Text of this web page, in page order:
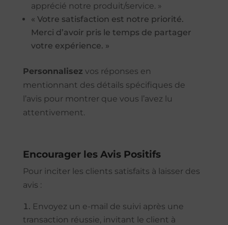
apprécié notre produit/service. »
« Votre satisfaction est notre priorité.
Merci d’avoir pris le temps de partager
votre expérience. »
Personnalisez vos réponses en
mentionnant des détails spécifiques de
l’avis pour montrer que vous l’avez lu
attentivement.
Encourager les Avis Positifs
Pour inciter les clients satisfaits à laisser des
avis :
Envoyez un e-mail de suivi après une
transaction réussie, invitant le client à